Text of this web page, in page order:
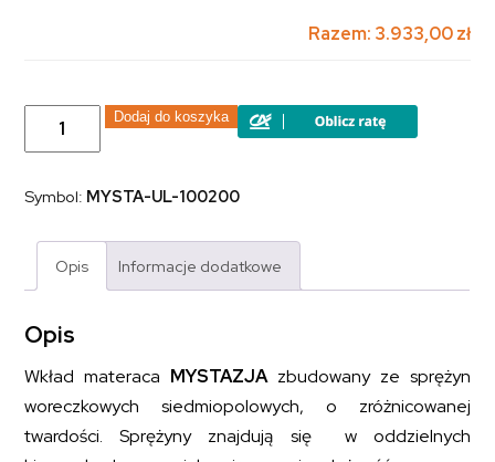
Razem: 3.933,00 zł
ilość
Materac
kieszeniowy
dodatkiem
MYSTAZJA
100x200
Dodaj do koszyka
Symbol: MYSTA-UL-100200
Opis Informacje dodatkowe
Opis
Wkład materaca MYSTAZJAzbudowany ze sprężyn
woreczkowych siedmiopolowych, o zróżnicowanej
twardości. Sprężyny znajdują się w oddzielnych